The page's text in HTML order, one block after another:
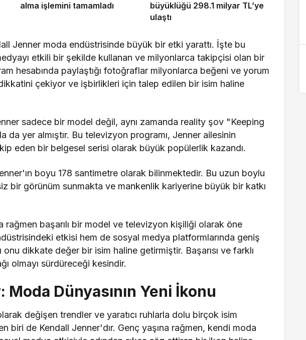
alma işlemini tamamladı
büyüklüğü 298.1 milyar TL’ye
ulaştı
Jenner moda endüstrisinde büyük bir etki yarattı. İşte bu
etkili bir şekilde kullanan ve milyonlarca takipçisi olan bir
hesabında paylaştığı fotoğraflar milyonlarca beğeni ve yorum
çekiyor ve işbirlikleri için talep edilen bir isim haline
sadece bir model değil, aynı zamanda reality şov "Keeping
da yer almıştır. Bu televizyon programı, Jenner ailesinin
eden bir belgesel serisi olarak büyük popülerlik kazandı.
boyu 178 santimetre olarak bilinmektedir. Bu uzun boylu
bir görünüm sunmakta ve mankenlik kariyerine büyük bir katkı
rağmen başarılı bir model ve televizyon kişiliği olarak öne
etkisi hem de sosyal medya platformlarında geniş
dikkate değer bir isim haline getirmiştir. Başarısı ve farklı
olmayı sürdüreceği kesindir.
Dünyasının Yeni İkonu
değişen trendler ve yaratıcı ruhlarla dolu birçok isim
biri de Kendall Jenner'dır. Genç yaşına rağmen, kendi moda